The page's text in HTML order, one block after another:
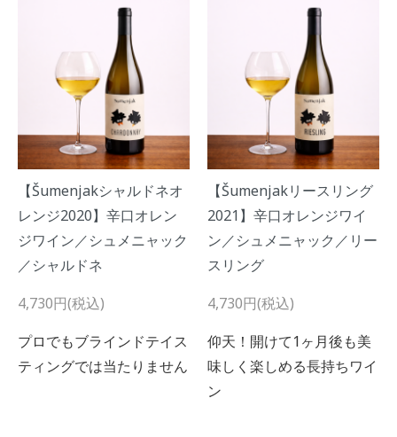
【Šumenjakシャルドネオ
レンジ2020】辛口オレン
ジワイン／シュメニャック
／シャルドネ
4,730円(税込)
プロでもブラインドテイス
ティングでは当たりません
【Šumenjakリースリング
2021】辛口オレンジワイ
ン／シュメニャック／リー
スリング
4,730円(税込)
仰天！開けて1ヶ月後も美
味しく楽しめる長持ちワイ
ン